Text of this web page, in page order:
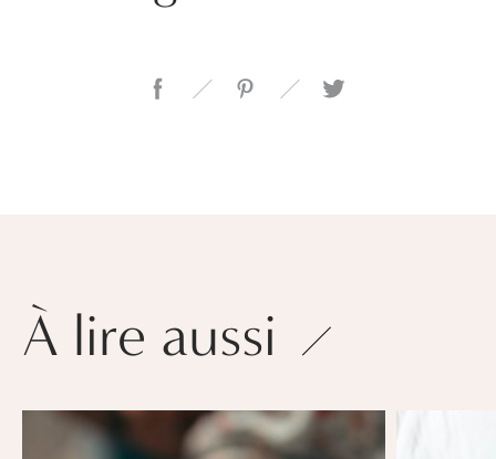
À lire aussi